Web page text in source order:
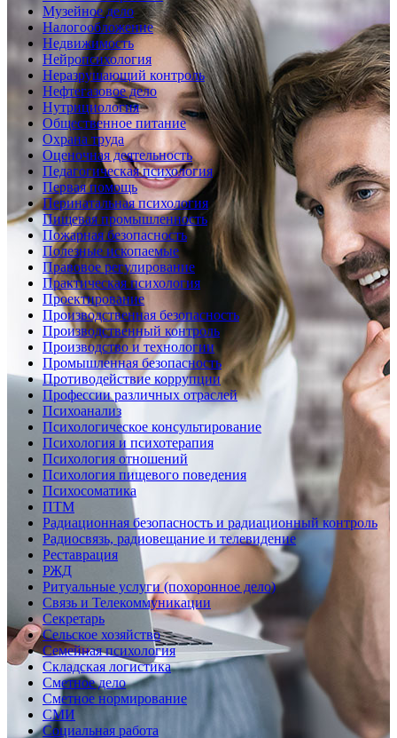
Музейное дело
Налогообложение
Недвижимость
Нейропсихология
Неразрушающий контроль
Нефтегазовое дело
Нутрициология
Общественное питание
Охрана труда
Оценочная деятельность
Педагогическая психология
Первая помощь
Перинатальная психология
Пищевая промышленность
Пожарная безопасность
Полезные ископаемые
Правовое регулирование
Практическая психология
Проектирование
Производственная безопасность
Производственный контроль
Производство и технологии
Промышленная безопасность
Противодействие коррупции
Профессии различных отраслей
Психоанализ
Психологическое консультирование
Психология и психотерапия
Психология отношений
Психология пищевого поведения
Психосоматика
ПТМ
Радиационная безопасность и радиационный контроль
Радиосвязь, радиовещание и телевидение
Реставрация
РЖД
Ритуальные услуги (похоронное дело)
Связь и Телекоммуникации
Секретарь
Сельское хозяйство
Семейная психология
Складская логистика
Сметное дело
Сметное нормирование
СМИ
Социальная работа